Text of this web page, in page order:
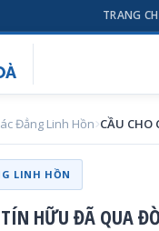
TRANG
Đẳng Linh Hồn
LINH HỒN
TÍN HỮU ĐÃ QUA